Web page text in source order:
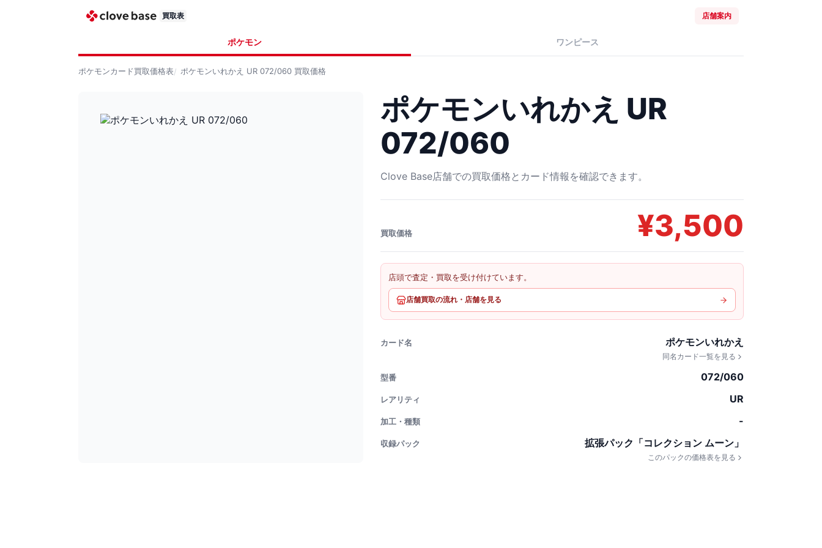
買取表 店舗案内
ポケモン ワンピース
ポケモンカード買取価格表 ポケモンいれかえ UR 072/060 買取価格
ポケモンいれかえ UR
072/060
Clove Base店舗での買取価格とカード情報を確認できます。
買取価格 ¥3,500
店頭で査定・買取を受け付けています。
店舗買取の流れ・店舗を見る
カード名 ポケモンいれかえ
同名カード一覧を見る
型番 072/060
レアリティ UR
加工・種類 -
収録パック 拡張パック「コレクション ムーン」
このパックの価格表を見る